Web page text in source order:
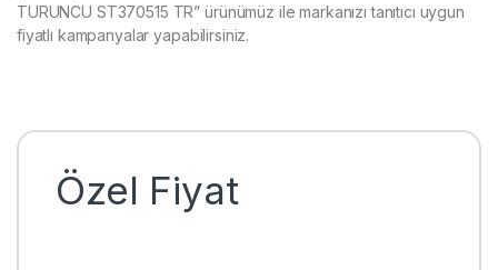
TURUNCU ST370515 TR” ürünümüz ile markanızı tanıtıcı uygun
fiyatlı kampanyalar yapabilirsiniz.
Özel Fiyat